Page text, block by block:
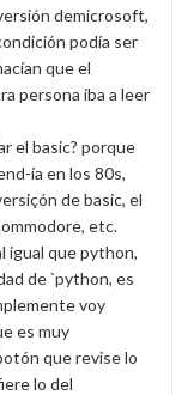
demicrosoft,
podía ser
que el
persona iba a leer
el basic? porque
ía en los 80s,
de basic, el
etc.
igual que python,
de `python, es
voy
es muy
que revise lo
lo del